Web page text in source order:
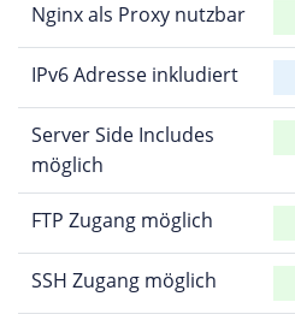
Nginx als Proxy nutzbar
IPv6 Adresse inkludiert
Server Side Includes
möglich
FTP Zugang möglich
SSH Zugang möglich